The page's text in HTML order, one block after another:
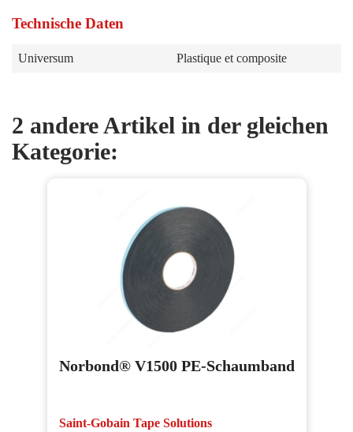
Technische Daten
Universum Plastique et composite
2 andere Artikel in der gleichen
Kategorie:
Norbond® V1500 PE-Schaumband
Saint-Gobain Tape Solutions